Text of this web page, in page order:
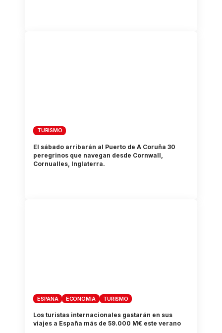
TURISMO
El sábado arribarán al Puerto de A Coruña 30
peregrinos que navegan desde Cornwall,
Cornualles, Inglaterra.
ESPAÑA ECONOMÍA TURISMO
Los turistas internacionales gastarán en sus
viajes a España más de 59.000 M€ este verano